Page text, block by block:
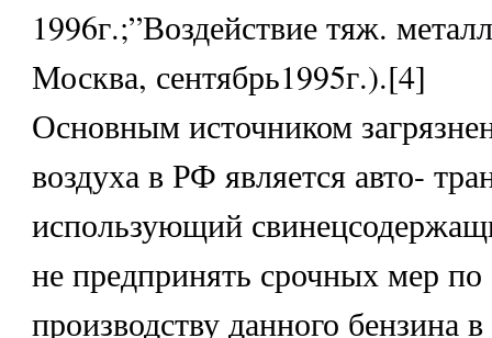
1996г.;”Воздействие тяж.
Москва, сентябрь1995г.).[4]
Основным источником
воздуха в РФ является авто-
использующий
не предпринять срочных мер
производству данного бензина